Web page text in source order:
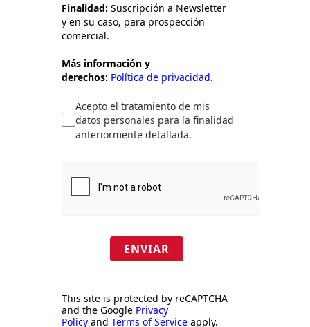
Finalidad: Suscripción a Newsletter
y en su caso, para prospección
comercial.
Más información y
derechos: Política de privacidad.
Acepto el tratamiento de mis
datos personales para la finalidad
anteriormente detallada.
ENVIAR
This site is protected by reCAPTCHA
and the Google Privacy
Policy and Terms of Service apply.